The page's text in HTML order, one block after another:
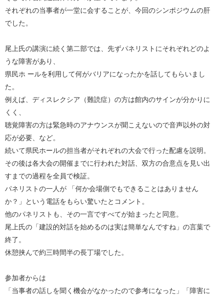
それぞれの当事者が一堂に会することが、今回のシンポジウムの肝
でした。
尾上氏の講演に続く第二部では、先ずパネリストにそれぞれどのよ
うな障害があり、
県民ホ ールを利用して何がバリアになったかを話してもらいまし
た。
例えば、ディスレクシア（難読症）の方は館内のサインが分かりに
くく、
聴覚障害の方は緊急時のアナウンスが聞こえないので音声以外の対
応が必要、など。
続いて県民ホールの担当者がそれぞれの大会で行った配慮を説明。
その後は各大会の開催までに行われた対話、双方の合意点を見い出
すまでの過程を全員で検証。
パネリストの一人が 「何か会場側でもできることはありません
か？」という電話をもらい驚いたとコメント。
他のパネリストも、その一言ですべてが始まったと同意。
尾上氏の「建設的対話を始めるのは実は簡単なんですね」の言葉で
終了。
休憩挟んで約三時間半の長丁場でした。
参加者からは
「当事者の話しを聞く機会がなかったので参考になった」「障害に